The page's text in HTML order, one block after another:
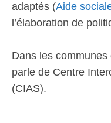
adaptés (Aide
l’élaboration de
Dans les
parle de Centre
(CIAS).